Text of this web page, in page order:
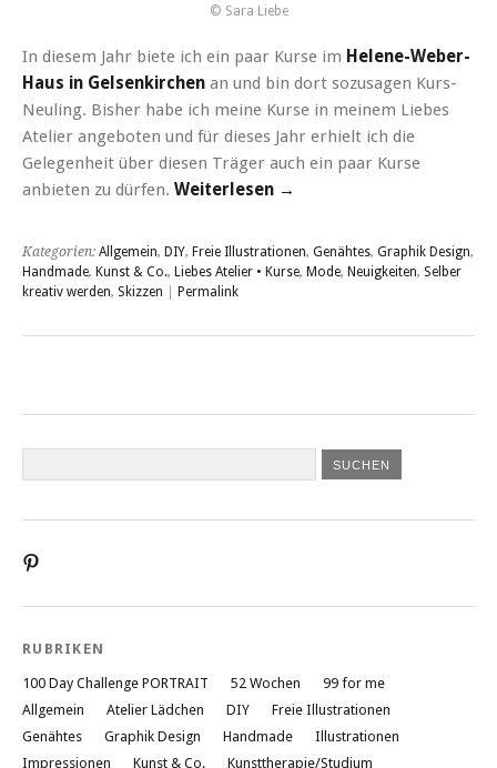
© Sara Liebe
In diesem Jahr biete ich ein paar Kurse im Helene-Weber-
Haus in Gelsenkirchen an und bin dort sozusagen Kurs-
Neuling. Bisher habe ich meine Kurse in meinem Liebes
Atelier angeboten und für dieses Jahr erhielt ich die
Gelegenheit über diesen Träger auch ein paar Kurse
anbieten zu dürfen. Weiterlesen →
Kategorien: Allgemein, DIY, Freie Illustrationen, Genähtes, Graphik Design,
Handmade, Kunst & Co., Liebes Atelier • Kurse, Mode, Neuigkeiten, Selber
kreativ werden, Skizzen Permalink
anzeigen
RUBRIKEN
100 Day Challenge PORTRAIT 52 Wochen
99 for me
Allgemein
Atelier Lädchen DIY
Freie Illustrationen
Genähtes
Graphik Design Handmade
Illustrationen
Impressionen
Kunst & Co.
Kunsttherapie/Studium